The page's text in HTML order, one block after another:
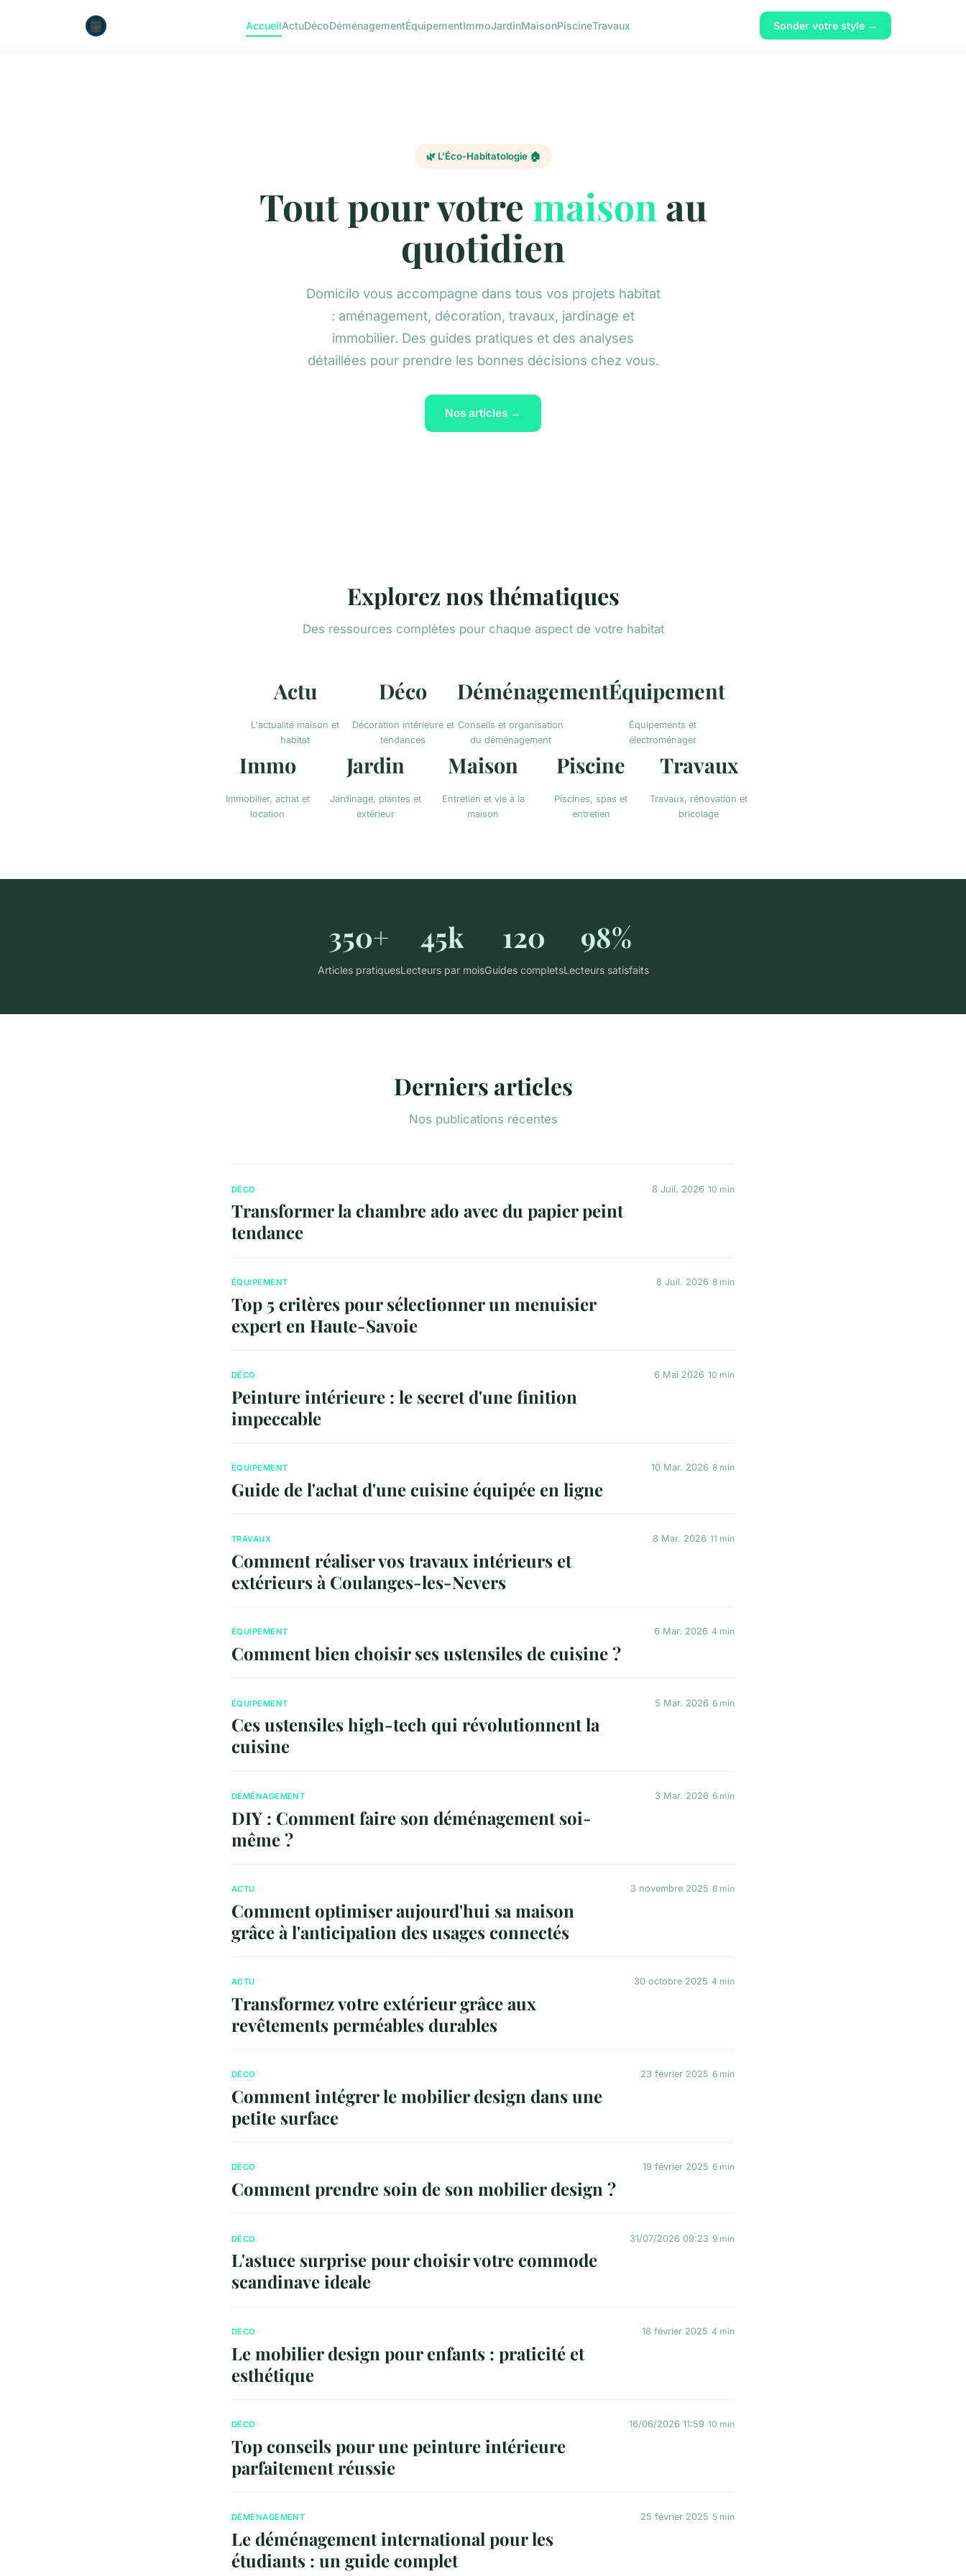
AccueilActuDécoDéménagementÉquipementImmoJardinMaisonPiscineTravaux Sonder votre style →
🌿 L'Éco-Habitatologie 🏠
Tout pour votre maison au
quotidien
Domicilo vous accompagne dans tous vos projets habitat
: aménagement, décoration, travaux, jardinage et
immobilier. Des guides pratiques et des analyses
détaillées pour prendre les bonnes décisions chez vous.
Nos articles →
Explorez nos thématiques
Des ressources complètes pour chaque aspect de votre habitat
Actu
L'actualité maison et
habitat
Déco
Décoration intérieure et
tendances
Déménagement
Conseils et organisation
du déménagement
Équipement
Équipements et
électroménager
Immo
Immobilier, achat et
location
Jardin
Jardinage, plantes et
extérieur
Maison
Entretien et vie à la
maison
Piscine
Piscines, spas et
entretien
Travaux
Travaux, rénovation et
bricolage
350+
Articles pratiques
45k
Lecteurs par mois
120
Guides complets
98%
Lecteurs satisfaits
Derniers articles
Nos publications récentes
DÉCO
Transformer la chambre ado avec du papier peint
tendance
8 Juil. 2026 10 min
ÉQUIPEMENT
Top 5 critères pour sélectionner un menuisier
expert en Haute-Savoie
8 Juil. 2026 8 min
DÉCO
Peinture intérieure : le secret d'une finition
impeccable
6 Mai 2026 10 min
ÉQUIPEMENT
Guide de l'achat d'une cuisine équipée en ligne
10 Mar. 2026 8 min
TRAVAUX
Comment réaliser vos travaux intérieurs et
extérieurs à Coulanges-les-Nevers
8 Mar. 2026 11 min
ÉQUIPEMENT
Comment bien choisir ses ustensiles de cuisine ?
6 Mar. 2026 4 min
ÉQUIPEMENT
Ces ustensiles high-tech qui révolutionnent la
cuisine
5 Mar. 2026 6 min
DÉMÉNAGEMENT
DIY : Comment faire son déménagement soi-
même ?
3 Mar. 2026 6 min
ACTU
Comment optimiser aujourd'hui sa maison
grâce à l'anticipation des usages connectés
3 novembre 2025 6 min
ACTU
Transformez votre extérieur grâce aux
revêtements perméables durables
30 octobre 2025 4 min
DÉCO
Comment intégrer le mobilier design dans une
petite surface
23 février 2025 6 min
DÉCO
Comment prendre soin de son mobilier design ?
19 février 2025 6 min
DÉCO
L'astuce surprise pour choisir votre commode
scandinave ideale
31/07/2026 09:23 9 min
DÉCO
Le mobilier design pour enfants : praticité et
esthétique
18 février 2025 4 min
DÉCO
Top conseils pour une peinture intérieure
parfaitement réussie
16/06/2026 11:59 10 min
DÉMÉNAGEMENT
Le déménagement international pour les
étudiants : un guide complet
25 février 2025 5 min